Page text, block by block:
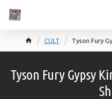
CULT Tyson Fury
Tyson Fury Gypsy